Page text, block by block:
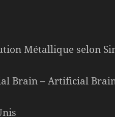
Métallique selon
Brain – Artificial